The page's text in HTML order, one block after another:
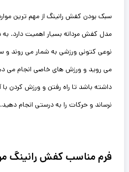
سبک بودن کفش رانینگ از مهم ترین
مدل کفش مردانه بسیار اهمیت دارد. به
نوعی کتونی ورزشی به شمار می روند و
می روید و ورزش های خاصی انجام می
داشته باشد تا راه رفتن و ورزش کردن
نرساند و حرکات را به درستی انجام دهید.
فرم مناسب کفش رانینگ